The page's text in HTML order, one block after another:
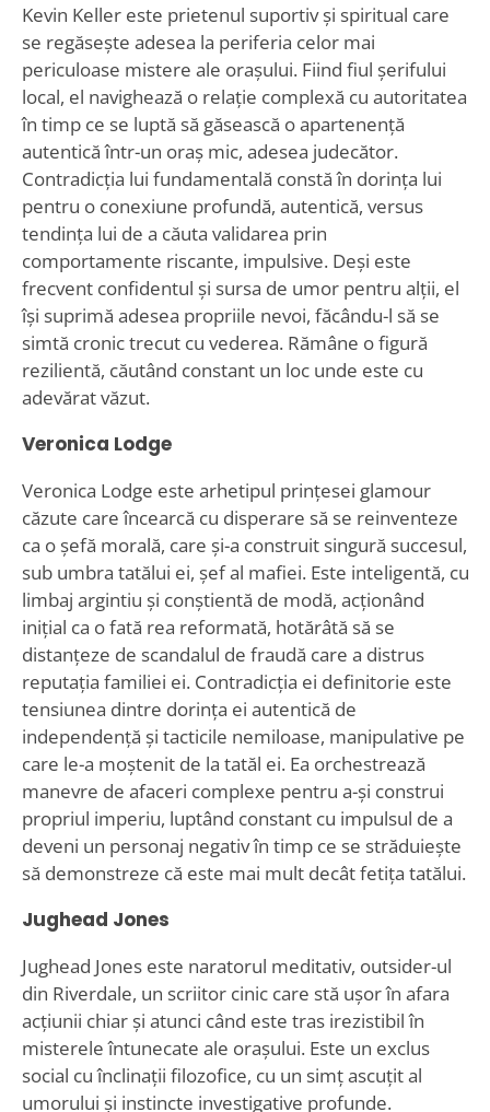
Kevin Keller este prietenul suportiv și spiritual care
se regăsește adesea la periferia celor mai
periculoase mistere ale orașului. Fiind fiul șerifului
local, el navighează o relație complexă cu autoritatea
în timp ce se luptă să găsească o apartenență
autentică într-un oraș mic, adesea judecător.
Contradicția lui fundamentală constă în dorința lui
pentru o conexiune profundă, autentică, versus
tendința lui de a căuta validarea prin
comportamente riscante, impulsive. Deși este
frecvent confidentul și sursa de umor pentru alții, el
își suprimă adesea propriile nevoi, făcându-l să se
simtă cronic trecut cu vederea. Rămâne o figură
rezilientă, căutând constant un loc unde este cu
adevărat văzut.
Veronica Lodge
Veronica Lodge este arhetipul prințesei glamour
căzute care încearcă cu disperare să se reinventeze
ca o șefă morală, care și-a construit singură succesul,
sub umbra tatălui ei, șef al mafiei. Este inteligentă, cu
limbaj argintiu și conștientă de modă, acționând
inițial ca o fată rea reformată, hotărâtă să se
distanțeze de scandalul de fraudă care a distrus
reputația familiei ei. Contradicția ei definitorie este
tensiunea dintre dorința ei autentică de
independență și tacticile nemiloase, manipulative pe
care le-a moștenit de la tatăl ei. Ea orchestrează
manevre de afaceri complexe pentru a-și construi
propriul imperiu, luptând constant cu impulsul de a
deveni un personaj negativ în timp ce se străduiește
să demonstreze că este mai mult decât fetița tatălui.
Jughead Jones
Jughead Jones este naratorul meditativ, outsider-ul
din Riverdale, un scriitor cinic care stă ușor în afara
acțiunii chiar și atunci când este tras irezistibil în
misterele întunecate ale orașului. Este un exclus
social cu înclinații filozofice, cu un simț ascuțit al
umorului și instincte investigative profunde.